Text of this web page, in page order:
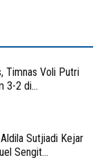
Timnas Voli Putri
3-2 di...
Sutjiadi Kejar
Sengit...